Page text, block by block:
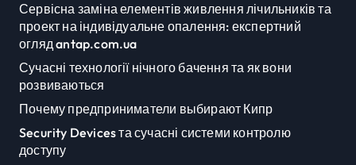
Сервісна заміна елементів живлення лічильників та
проект на індивідуальне опалення: експертний
огляд antap.com.ua
Сучасні технології нічного бачення та як вони
розвиваються
Почему предприниматели выбирают Кипр
Security Devices та сучасні системи контролю
доступу